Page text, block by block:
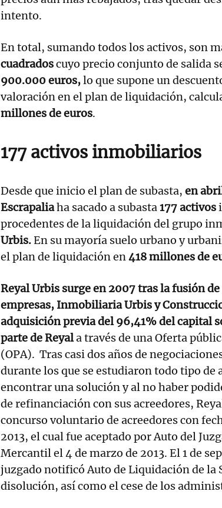
intento.
En total, sumando todos los activos, son
cuadradoscuyo precio conjunto de salida
900.000 euros,lo que supone un
valoración en el plan de liquidación,
millones de euros.
177 activos inmobiliarios
Desde que inicio el plan de subasta, en
Escrapaliaha sacado a subasta177 activos
procedentes de la liquidación del grupo
Urbis.En su mayoría suelo urbano y
el plan de liquidación en418 millones de
Reyal Urbis surge en 2007 tras la fusión
empresas, Inmobiliaria Urbis y
adquisición previa del 96,41% del capital
parte de Reyala través de una Oferta
(OPA). Tras casi dos años de
durante los que se estudiaron todo tipo de
encontrar una solución y al no haber
de refinanciación con sus acreedores,
concurso voluntario de acreedores con
2013, el cual fue aceptado por Auto del
Mercantil el 4 de marzo de 2013. El 1 de
juzgado notificó Auto de Liquidación de la
disolución, así como el cese de los